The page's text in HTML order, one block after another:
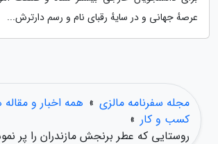
عرصهٔ جهانی و در سایهٔ رقبای نام و رسم دارترش...
مجله سفرنامه مالزی » همه اخبار و مقاله
کسب و کار »
روستایی که عطر برنجش مازندران را پر